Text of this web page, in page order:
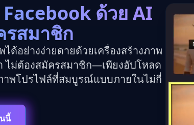
Facebook ด้วย AI
สมาชิก
ด้อย่างง่ายดายด้วยเครื่องสร้างภาพ
ไม่ต้องสมัครสมาชิก—เพียงอัปโหลด
พโปรไฟล์ที่สมบูรณ์แบบภายในไม่กี่
นี้